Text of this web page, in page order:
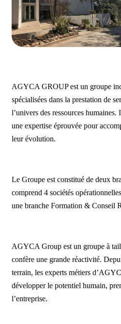
AGYCA GROUP est un groupe
spécialisées dans la prestation de
l’univers des ressources
une expertise éprouvée pour
leur évolution.
Le Groupe est constitué de deux
comprend 4 sociétés
une branche Formation & Conseil
AGYCA Group est un groupe à
confère une grande réactivité.
terrain, les experts métiers
développer le potentiel humain,
l’entreprise.